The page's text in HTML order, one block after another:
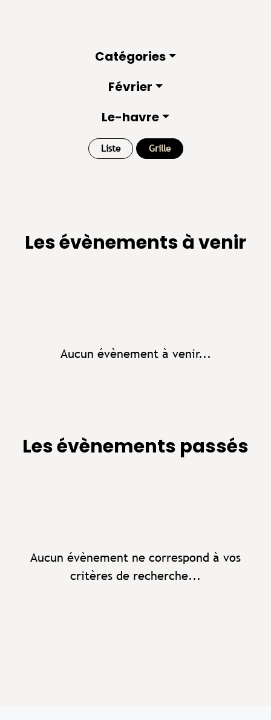
Catégories
Février
Le-havre
Liste Grille
Les évènements à venir
Aucun évènement à venir...
Les évènements passés
Aucun évènement ne correspond à vos
critères de recherche...